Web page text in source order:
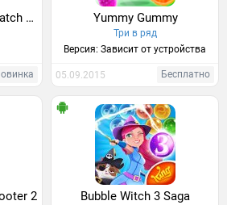
Bubble CoCo: Color Match Bubble Shooter Yummy Gummy
Три в ряд
Версия: Зависит от устройства
05.09.2015 Бесплатно
2 Bubble Witch 3 Saga